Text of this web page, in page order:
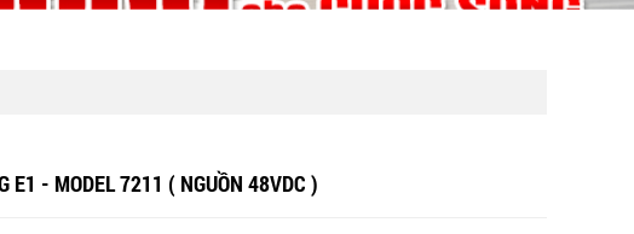
E1 - MODEL 7211 ( NGUỒN 48VDC )